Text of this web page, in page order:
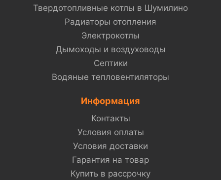
Твердотопливные котлы в Шумилино
Радиаторы отопления
Электрокотлы
Дымоходы и воздуховоды
Септики
Водяные тепловентиляторы
Информация
Контакты
Условия оплаты
Условия доставки
Гарантия на товар
Купить в рассрочку